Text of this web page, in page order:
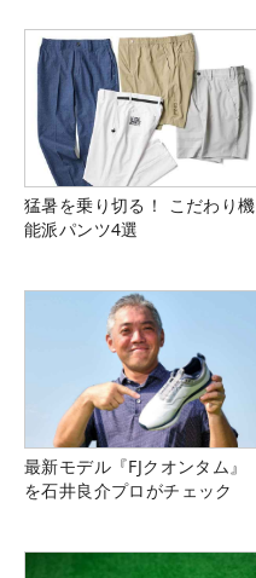
猛暑を乗り切る！ こだわり機
能派パンツ4選
最新モデル『FJクオンタム』
を石井良介プロがチェック